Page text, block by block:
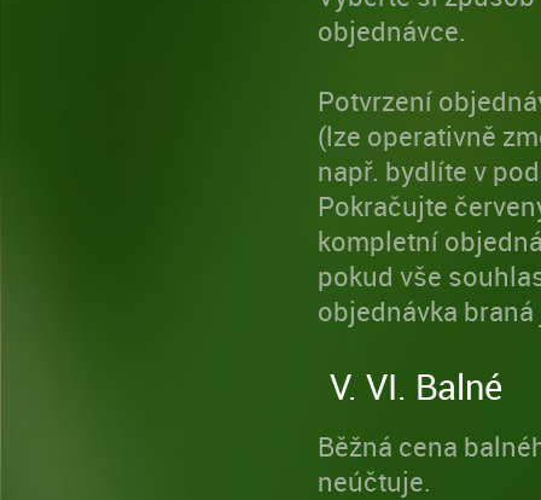
objednávce.
Potvrzení
(lze operativně
např. bydlíte v
Pokračujte
kompletní
pokud vše
objednávka
V. VI. Balné
Běžná cena
neúčtuje.